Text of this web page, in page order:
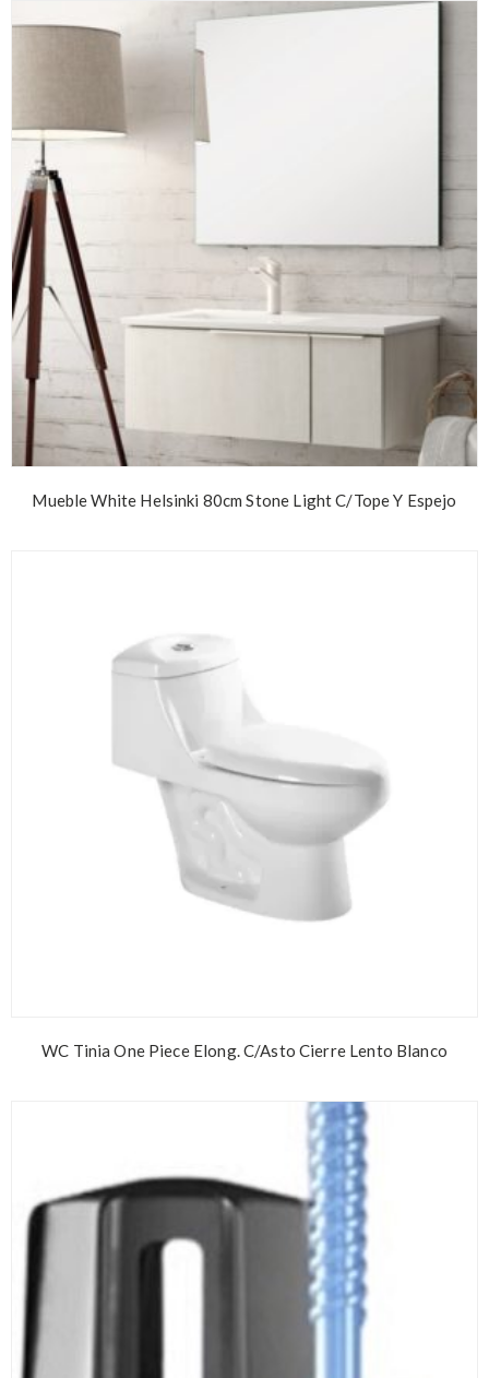
Mueble White Helsinki 80cm Stone Light C/Tope Y Espejo
WC Tinia One Piece Elong. C/Asto Cierre Lento Blanco